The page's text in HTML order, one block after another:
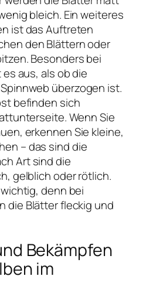
bleich. Ein weiteres
ist das Auftreten
den Blättern oder
Besonders bei
aus, als ob die
überzogen ist.
befinden sich
Wenn Sie
erkennen Sie kleine,
– das sind die
Art sind die
gelblich oder rötlich.
denn bei
die Blätter fleckig und
Bekämpfen
im